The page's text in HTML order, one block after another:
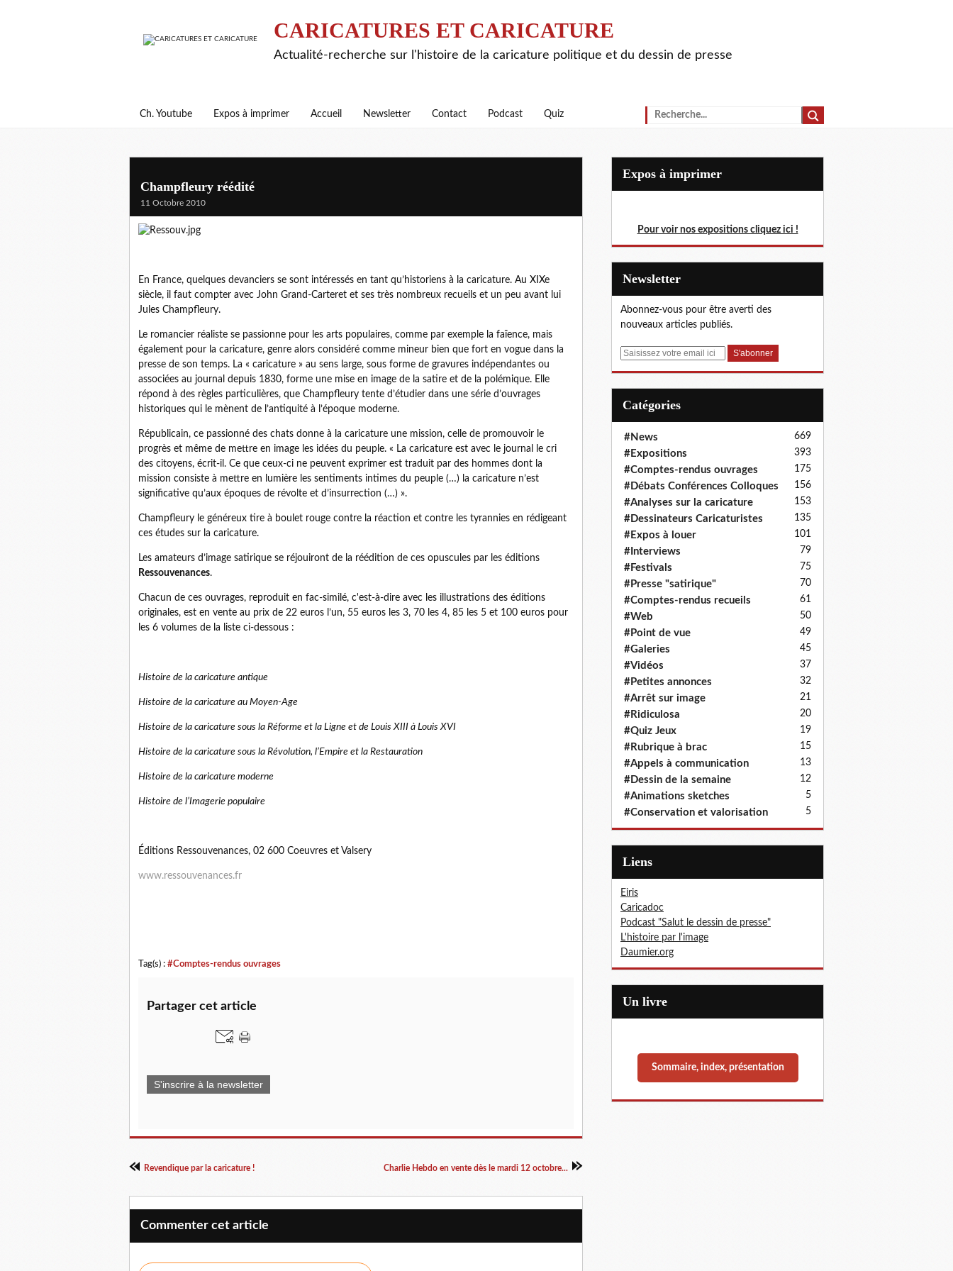
CARICATURES ET CARICATURE
Actualité-recherche sur l'histoire de la caricature politique et du dessin de presse
Ch. Youtube Expos à imprimer Accueil Newsletter Contact Podcast Quiz
Champfleury réédité
11 Octobre 2010
En France, quelques devanciers se sont intéressés en tant qu’historiens à la caricature. Au XIXe
siècle, il faut compter avec John Grand-Carteret et ses très nombreux recueils et un peu avant lui
Jules Champfleury.
Le romancier réaliste se passionne pour les arts populaires, comme par exemple la faïence, mais
également pour la caricature, genre alors considéré comme mineur bien que fort en vogue dans la
presse de son temps. La « caricature » au sens large, sous forme de gravures indépendantes ou
associées au journal depuis 1830, forme une mise en image de la satire et de la polémique. Elle
répond à des règles particulières, que Champfleury tente d’étudier dans une série d’ouvrages
historiques qui le mènent de l’antiquité à l’époque moderne.
Républicain, ce passionné des chats donne à la caricature une mission, celle de promouvoir le
progrès et même de mettre en image les idées du peuple. « La caricature est avec le journal le cri
des citoyens, écrit-il. Ce que ceux-ci ne peuvent exprimer est traduit par des hommes dont la
mission consiste à mettre en lumière les sentiments intimes du peuple (…) la caricature n’est
significative qu’aux époques de révolte et d’insurrection (…) ».
Champfleury le généreux tire à boulet rouge contre la réaction et contre les tyrannies en rédigeant
ces études sur la caricature.
Les amateurs d’image satirique se réjouiront de la réédition de ces opuscules par les éditions
Ressouvenances.
Chacun de ces ouvrages, reproduit en fac-similé, c'est-à-dire avec les illustrations des éditions
originales, est en vente au prix de 22 euros l’un, 55 euros les 3, 70 les 4, 85 les 5 et 100 euros pour
les 6 volumes de la liste ci-dessous :
Histoire de la caricature antique
Histoire de la caricature au Moyen-Age
Histoire de la caricature sous la Réforme et la Ligne et de Louis XIII à Louis XVI
Histoire de la caricature sous la Révolution, l’Empire et la Restauration
Histoire de la caricature moderne
Histoire de l’Imagerie populaire
Éditions Ressouvenances, 02 600 Coeuvres et Valsery
www.ressouvenances.fr
Tag(s) : #Comptes-rendus ouvrages
Partager cet article
S'inscrire à la newsletter
Revendique par la caricature ! Charlie Hebdo en vente dès le mardi 12 octobre...
Commenter cet article
Expos à imprimer
Pour voir nos expositions cliquez ici !
Newsletter
Abonnez-vous pour être averti des
nouveaux articles publiés.
E
Catégories
#News 669
#Expositions 393
#Comptes-rendus ouvrages 175
#Débats Conférences Colloques 156
#Analyses sur la caricature 153
#Dessinateurs Caricaturistes 135
#Expos à louer 101
#Interviews 79
#Festivals 75
#Presse "satirique" 70
#Comptes-rendus recueils 61
#Web 50
#Point de vue 49
#Galeries 45
#Vidéos 37
#Petites annonces 32
#Arrêt sur image 21
#Ridiculosa 20
#Quiz Jeux 19
#Rubrique à brac 15
#Appels à communication 13
#Dessin de la semaine 12
#Animations sketches 5
#Conservation et valorisation 5
Liens
Eiris
Caricadoc
Podcast "Salut le dessin de presse"
L'histoire par l'image
Daumier.org
Un livre
Sommaire, index, présentation